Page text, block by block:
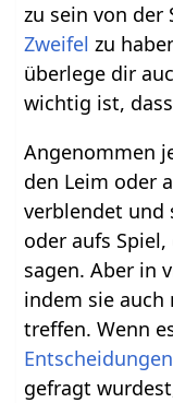
zu sein von der
Zweifel zu
überlege dir
wichtig ist,
Angenommen
den Leim oder
verblendet und
oder aufs
sagen. Aber in
indem sie
treffen. Wenn
Entscheidungen
gefragt